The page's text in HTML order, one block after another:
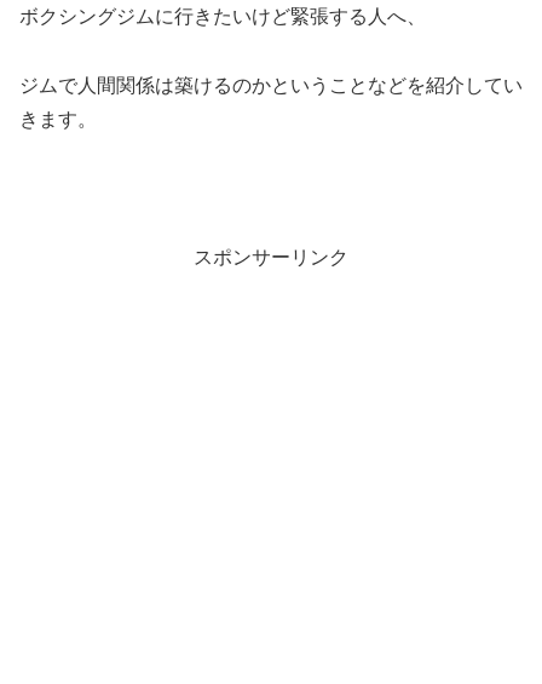
ボクシングジムに行きたいけど緊張する人へ、
ジムで人間関係は築けるのかということなどを紹介してい
きます。
スポンサーリンク